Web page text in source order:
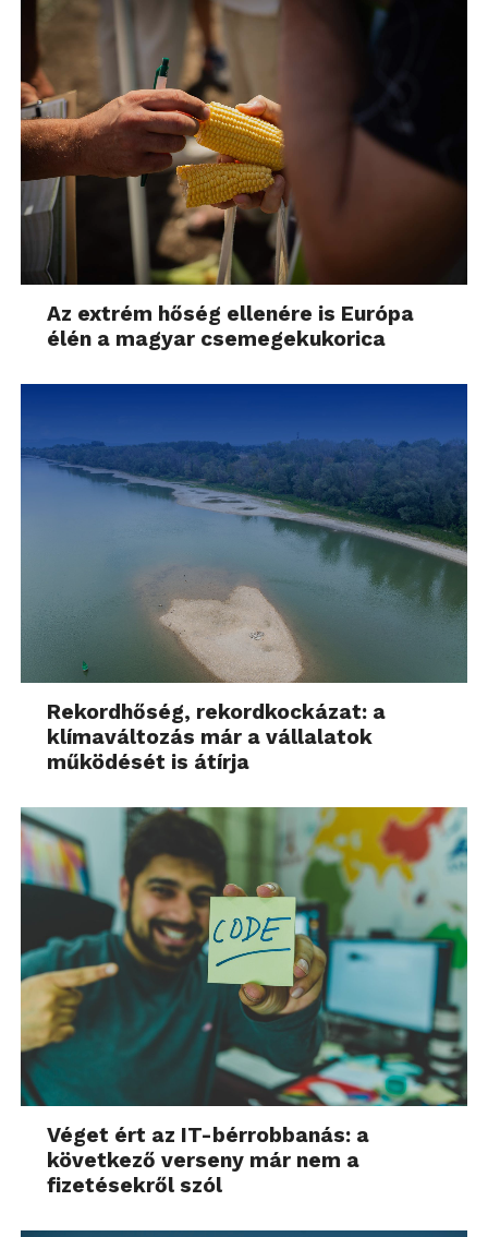
Az extrém hőség ellenére is Európa
élén a magyar csemegekukorica
Rekordhőség, rekordkockázat: a
klímaváltozás már a vállalatok
működését is átírja
Véget ért az IT-bérrobbanás: a
következő verseny már nem a
fizetésekről szól